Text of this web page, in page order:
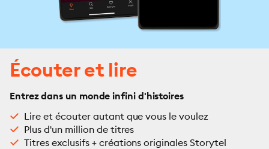
Écouter et lire
Entrez dans un monde infini d'histoires
Lire et écouter autant que vous le voulez
Plus d'un million de titres
Titres exclusifs + créations originales Storytel